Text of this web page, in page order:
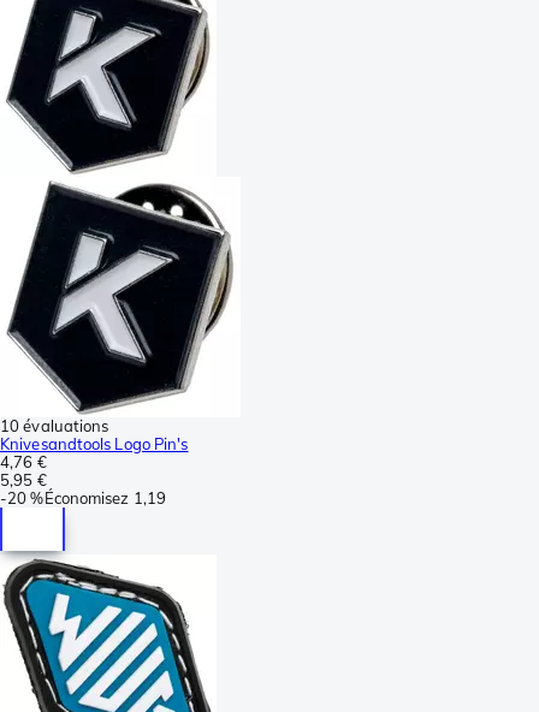
10 évaluations
Knivesandtools Logo Pin's
4,76 €
5,95 €
-20 %Économisez 1,19